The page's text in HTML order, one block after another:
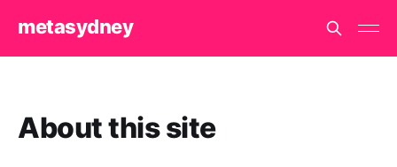
metasydney
About this site